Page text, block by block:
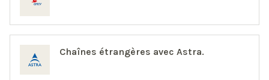
Chaînes étrangères avec Astra.